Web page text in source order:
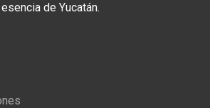
de Yucatán.